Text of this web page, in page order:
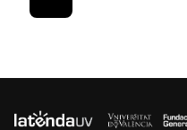
GARCIA,ELENA /